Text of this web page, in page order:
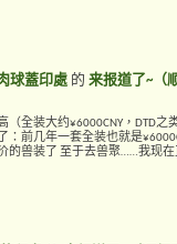
球蓋印處 的 来报道了~（
（全装大约¥6000CNY，DTD
：前几年一套全装也就是
的兽装了 至于去兽聚……我现